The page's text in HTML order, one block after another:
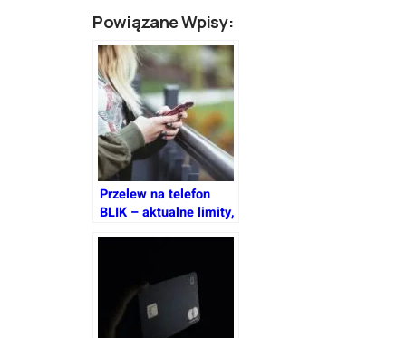
Powiązane Wpisy:
Przelew na telefon
BLIK – aktualne limity,